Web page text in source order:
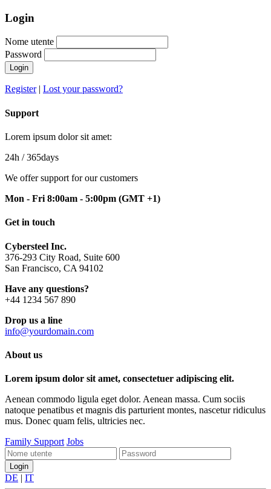
Login
Nome utente
Password
Login
Register| Lost your password?
Support
Lorem ipsum dolor sit amet:
24h / 365days
We offer support for our customers
Mon - Fri 8:00am - 5:00pm (GMT +1)
Get in touch
Cybersteel Inc.
376-293 City Road, Suite 600
San Francisco, CA 94102
Have any questions?
+44 1234 567 890
Drop us a line
info@yourdomain.com
About us
Lorem ipsum dolor sit amet, consectetuer adipiscing elit.
Aenean commodo ligula eget dolor. Aenean massa. Cum sociis
natoque penatibus et magnis dis parturient montes, nascetur ridiculus
mus. Donec quam felis, ultricies nec.
Family Support Jobs
DE | IT